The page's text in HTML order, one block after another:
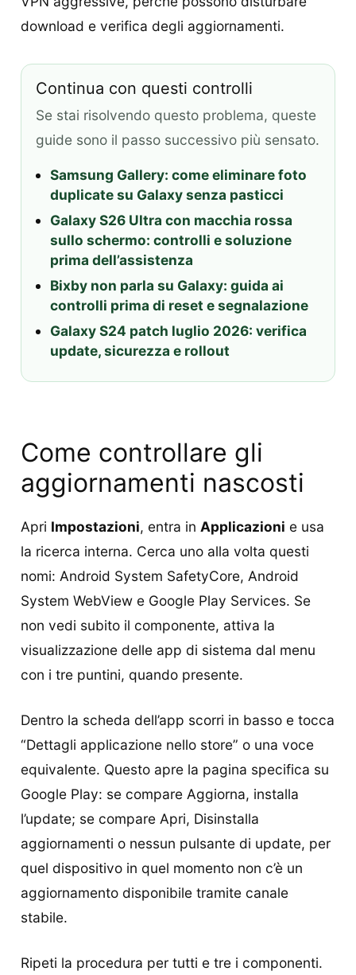
download e verifica degli aggiornamenti.
Continua con questi controlli
Se stai risolvendo questo problema, queste
guide sono il passo successivo più sensato.
Samsung Gallery: come eliminare foto
duplicate su Galaxy senza pasticci
Galaxy S26 Ultra con macchia rossa
sullo schermo: controlli e soluzione
prima dell’assistenza
Bixby non parla su Galaxy: guida ai
controlli prima di reset e segnalazione
Galaxy S24 patch luglio 2026: verifica
update, sicurezza e rollout
Come controllare gli
aggiornamenti nascosti
Apri Impostazioni, entra in Applicazioni e usa
la ricerca interna. Cerca uno alla volta questi
nomi: Android System SafetyCore, Android
System WebView e Google Play Services. Se
non vedi subito il componente, attiva la
visualizzazione delle app di sistema dal menu
con i tre puntini, quando presente.
Dentro la scheda dell’app scorri in basso e tocca
“Dettagli applicazione nello store” o una voce
equivalente. Questo apre la pagina specifica su
Google Play: se compare Aggiorna, installa
l’update; se compare Apri, Disinstalla
aggiornamenti o nessun pulsante di update, per
quel dispositivo in quel momento non c’è un
aggiornamento disponibile tramite canale
stabile.
Ripeti la procedura per tutti e tre i componenti.